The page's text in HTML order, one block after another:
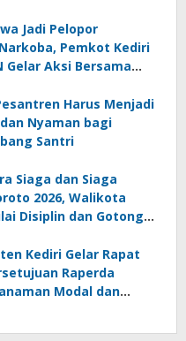
Jadi Pelopor
Pemkot Kediri
Gelar Aksi Bersama
Harus Menjadi
Nyaman bagi
Santri
Siaga dan Siaga
2026, Walikota
Disiplin dan Gotong
Kediri Gelar Rapat
Raperda
Modal dan